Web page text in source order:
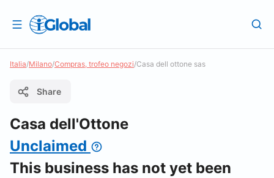
Italia/Milano/Compras, trofeo negozi/Casa dell ottone sas
Share
Casa dell'Ottone
Unclaimed
This business has not yet been